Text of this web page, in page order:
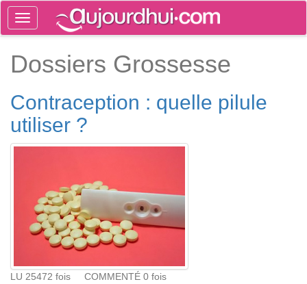
Toggle
navigation
Dossiers Grossesse
Contraception : quelle pilule
utiliser ?
LU 25472 fois COMMENTÉ 0 fois